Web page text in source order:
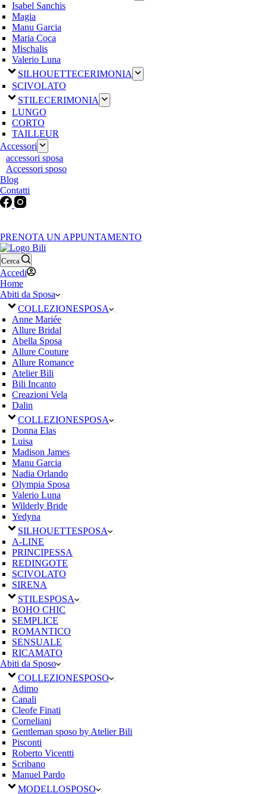
Isabel Sanchis
Magia
Manu Garcia
Maria Coca
Mischalis
Valerio Luna
SILHOUETTECERIMONIA
SCIVOLATO
STILECERIMONIA
LUNGO
CORTO
TAILLEUR
Accessori
accessori sposa
Accessori sposo
Blog
Contatti
PRENOTA UN APPUNTAMENTO
Cerca
Accedi
Home
Abiti da Sposa
COLLEZIONESPOSA
Anne Mariée
Allure Bridal
Abella Sposa
Allure Couture
Allure Romance
Atelier Bili
Bili Incanto
Creazioni Vela
Dalin
COLLEZIONESPOSA
Donna Elas
Luisa
Madison James
Manu Garcia
Nadia Orlando
Olympia Sposa
Valerio Luna
Wilderly Bride
Yedyna
SILHOUETTESPOSA
A-LINE
PRINCIPESSA
REDINGOTE
SCIVOLATO
SIRENA
STILESPOSA
BOHO CHIC
SEMPLICE
ROMANTICO
SENSUALE
RICAMATO
Abiti da Sposo
COLLEZIONESPOSO
Adimo
Canali
Cleofe Finati
Corneliani
Gentleman sposo by Atelier Bili
Pisconti
Roberto Vicentti
Scribano
Manuel Pardo
MODELLOSPOSO